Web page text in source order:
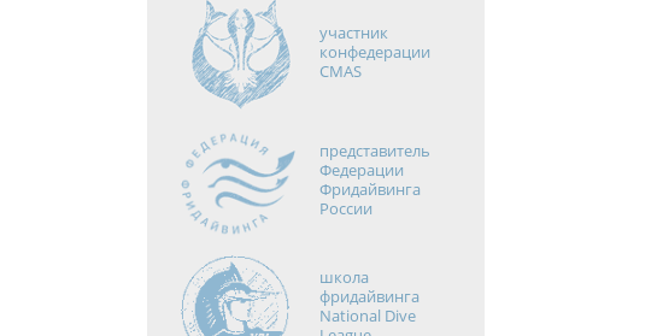
участник
конфедерации
CMAS
представитель
Федерации
Фридайвинга
России
школа
фридайвинга
National Dive